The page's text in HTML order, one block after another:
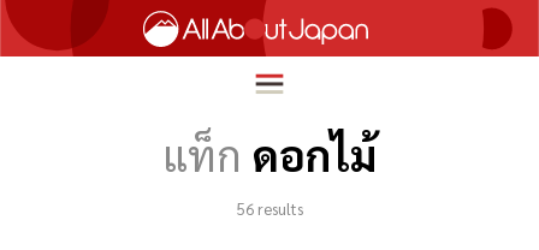
แท็ก ดอกไม้
56 results